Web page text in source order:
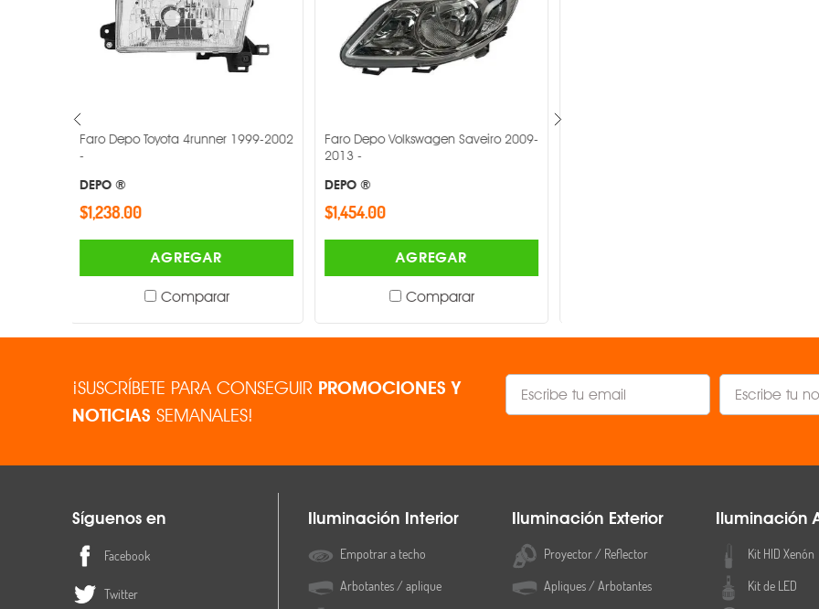
Faro Depo Volkswagen Saveiro 2009-
DEPO ®
$1,454.00
AGREGAR
Comparar
Faro Depo Volkswagen Eurovan
2001-2004 -
DEPO ®
$959.00
AGREGAR
Comparar
¡SUSCRÍBETE PARA CONSEGUIR PROMOCIONES Y
NOTICIAS SEMANALES!
Síguenos en
Facebook
Twitter
Iluminación Interior
Empotrar a techo
Arbotantes / aplique
Iluminación Exterior
Proyector / Reflector
Apliques / Arbotantes
Iluminación
Kit HID Xenón
Kit de LED